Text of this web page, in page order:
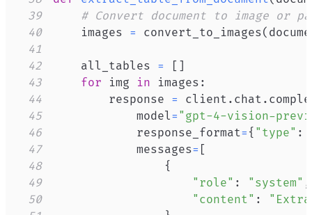
39
# Convert document to image or
40
    images
= convert_to_images(
41
42
    all_tables
= [ ]
43
for img in images :
44
        response
= client . chat .
45
            model
= "gpt-4-vision-
46
            response_format
= { "type" :
47
            messages
= [
48
{
49
"role" : "system" ,
50
"content" :